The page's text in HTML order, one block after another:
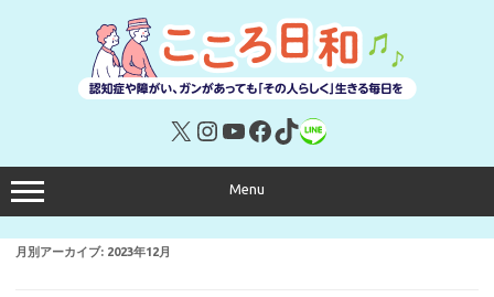
X Instagram
YouTube
Facebook
TikTok
リンク
Menu
月別アーカイブ: 2023年12月